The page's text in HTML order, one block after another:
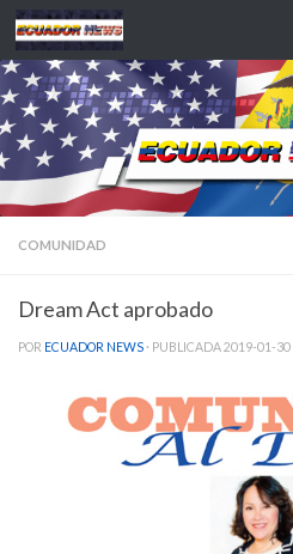
Saltar al contenido
COMUNIDAD
Dream Act aprobado
POR ECUADOR NEWS · PUBLICADA2019-01-30